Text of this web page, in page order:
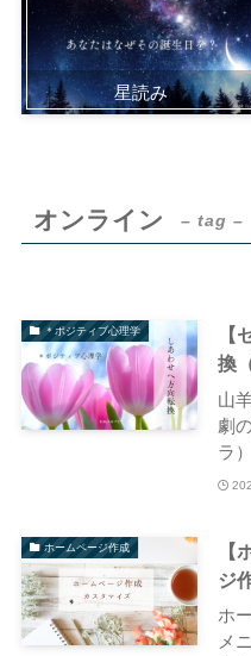
星読み
オンライン – tag –
＊ポジティブ心理学
【
換
山
劇
ラ
ホームページ作成
【
ジ
ホ
メ